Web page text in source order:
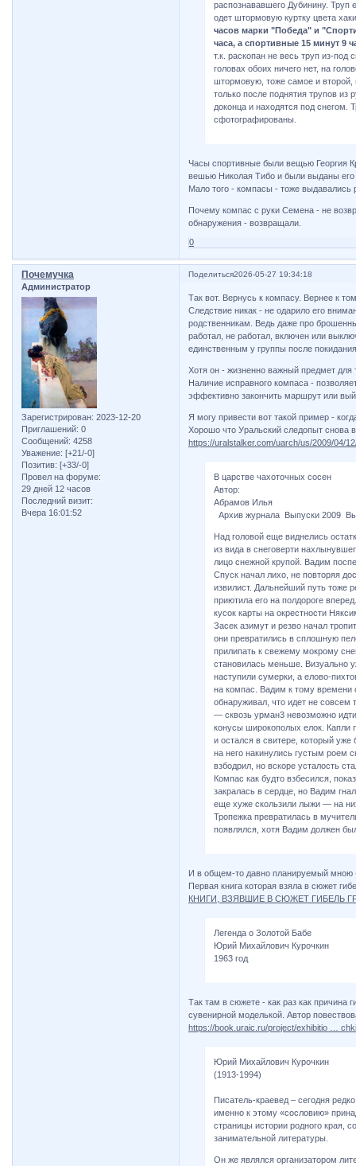
распознававшего Дубинину.
одет штормовую куртку цвета
часов марки "Победа" и
часа, а спортивные 15 минут 9
т.к. раскопан не весь труп из-под
головах обоих ничего нет, на
штормовую, тоже самое и
только после поднятия трупов из
доконца и находятся под снегом.
сфотографированы.
Часы спортивные были вещью Георгия
вешью Николая Тибо и были выданы
Мало того - компасы - тоже
Почему компас с руки Семена - не
обнаружения - возвращали.
0
Поделиться2026-05-27 19:34:18
Почемучка
Администратор
Зарегистрирован: 2023-12-20
Приглашений: 0
Сообщений: 4258
Уважение: [+21/-0]
Позитив: [+33/-0]
Провел на форуме:
29 дней 12 часов
Последний визит:
Вчера 16:01:52
Так вот. Вернусь к компасу. Вернее к
Следствие никак - не одарило его
родственникам. Ведь даже про
работал, не работал, включен или
единственным у группы после
Хотя он - жизненно важный предмет для
Наличие исправного компаса -
эффективно закончить маршрут или
Я могу привести вот такой пример -
Хорошо что Уральский следопыт снова
https://uralstalker.com/uarch/us/2009/04/
В царстве чахоточных сосен
Автор:
Абрамов Илья
Архив журнала Выпуски 2009
Над головой еще виднелись
из вида в снеговерти
лицо снежной крупой. Вадим
Спуск начал лихо, не повторяя
извилист. Дальнейший путь тоже
приютила его на полдороге
кусок карты на окрестности
Засек азимут и резво начал
они превратились в сплошную
прилипать к свежему мокрому
становилась меньше. Визуально
наступили сумерки, а елово-
на компас. Вадим к тому времени
обнаруживал, что идет не
— сквозь урман3 невозможно
конусы широкополых елок. Капли
и остался в свитере, который уже
на него накинулись густым роем
взбодрил, но вскоре усталость
Компас как будто взбесился,
закралась в сердце, но Вадим
еще хуже скользили лыжи — на
Тропежка превратилась в
появлялся, хотя Вадим должен
И в общем-то давно планируемый мною
Первая книга которая взяла в сюжет
КНИГИ, ВЗЯВШИЕ В СЮЖЕТ ГИБЕЛЬ
Легенда о Золотой Бабе
Юрий Михайлович Курочкин
1963 год
Так там в сюжете - как раз как причина
сувенирной моделькой. Автор
https://book.uraic.ru/project/exhibitio …
Юрий Михайлович Курочкин
(1913-1994)
Писатель-краевед – сегодня
именно к этому «сословию»
страницы истории родного края,
занимательной литературы.
Он же являлся организатором